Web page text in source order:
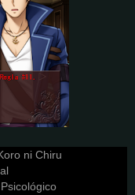
ni Chiru
Psicológico